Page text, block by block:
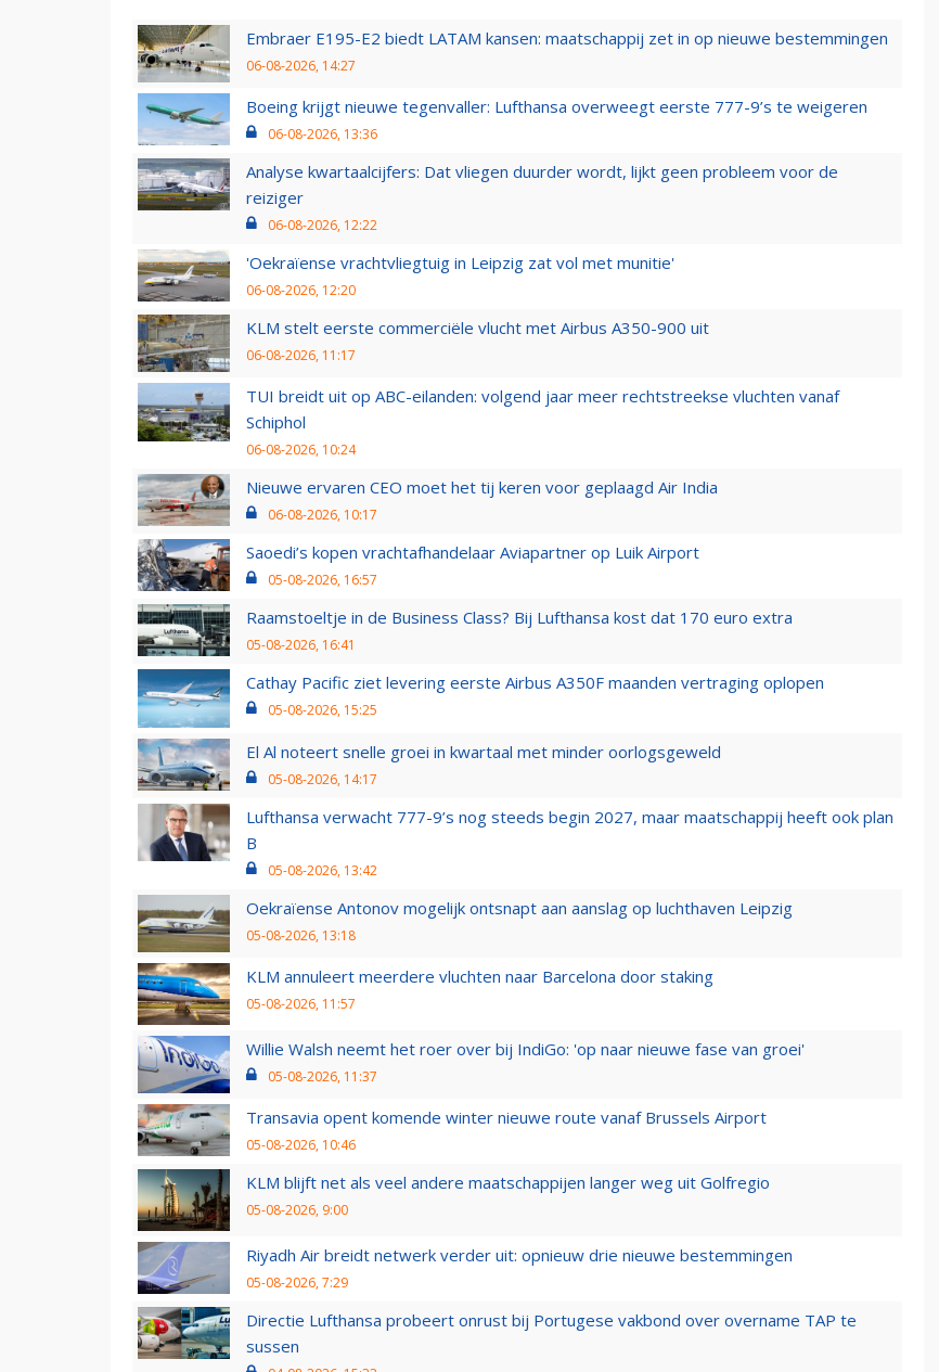
Embraer E195-E2 biedt LATAM kansen: maatschappij zet in op nieuwe bestemmingen
06-08-2026, 14:27
Boeing krijgt nieuwe tegenvaller: Lufthansa overweegt eerste 777-9’s te weigeren
06-08-2026, 13:36
Analyse kwartaalcijfers: Dat vliegen duurder wordt, lijkt geen probleem voor de
reiziger
06-08-2026, 12:22
'Oekraïense vrachtvliegtuig in Leipzig zat vol met munitie'
06-08-2026, 12:20
KLM stelt eerste commerciële vlucht met Airbus A350-900 uit
06-08-2026, 11:17
TUI breidt uit op ABC-eilanden: volgend jaar meer rechtstreekse vluchten vanaf
Schiphol
06-08-2026, 10:24
Nieuwe ervaren CEO moet het tij keren voor geplaagd Air India
06-08-2026, 10:17
Saoedi’s kopen vrachtafhandelaar Aviapartner op Luik Airport
05-08-2026, 16:57
Raamstoeltje in de Business Class? Bij Lufthansa kost dat 170 euro extra
05-08-2026, 16:41
Cathay Pacific ziet levering eerste Airbus A350F maanden vertraging oplopen
05-08-2026, 15:25
El Al noteert snelle groei in kwartaal met minder oorlogsgeweld
05-08-2026, 14:17
Lufthansa verwacht 777-9’s nog steeds begin 2027, maar maatschappij heeft ook plan
B
05-08-2026, 13:42
Oekraïense Antonov mogelijk ontsnapt aan aanslag op luchthaven Leipzig
05-08-2026, 13:18
KLM annuleert meerdere vluchten naar Barcelona door staking
05-08-2026, 11:57
Willie Walsh neemt het roer over bij IndiGo: 'op naar nieuwe fase van groei'
05-08-2026, 11:37
Transavia opent komende winter nieuwe route vanaf Brussels Airport
05-08-2026, 10:46
KLM blijft net als veel andere maatschappijen langer weg uit Golfregio
05-08-2026, 9:00
Riyadh Air breidt netwerk verder uit: opnieuw drie nieuwe bestemmingen
05-08-2026, 7:29
Directie Lufthansa probeert onrust bij Portugese vakbond over overname TAP te
sussen